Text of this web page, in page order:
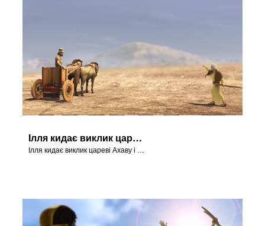
Ілля кидає виклик цареві Ахаву
Ілля кидає виклик цареві Ахаву і каже привести пророків Ваала.